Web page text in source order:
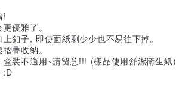
!
優雅了。
釦子, 即使面紙剩少少也不易往下掉。
疊收納。
裝不適用~請留意!!! (樣品使用舒潔衛生紙)
:D